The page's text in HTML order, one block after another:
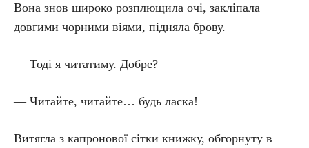
Вона знов широко розплющила очі, закліпала
довгими чорними віями, підняла брову.
— Тоді я читатиму. Добре?
— Читайте, читайте… будь ласка!
Витягла з капронової сітки книжку, обгорнуту в